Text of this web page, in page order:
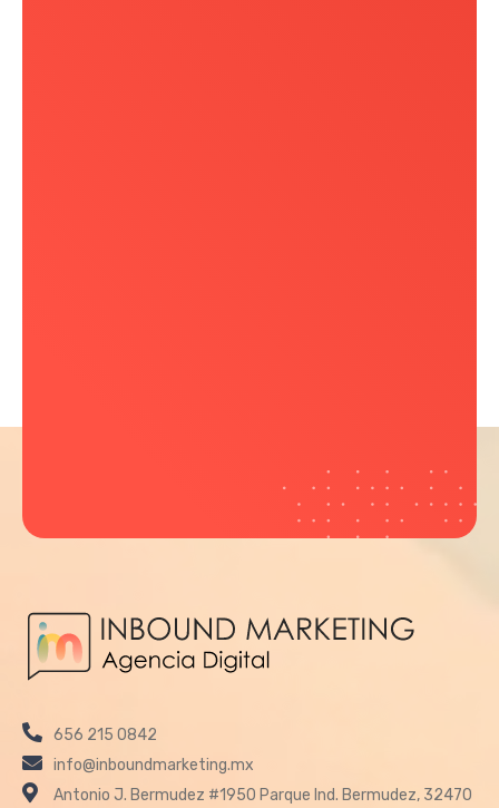
656 215 0842
info@inboundmarketing.mx
Antonio J. Bermudez #1950 Parque Ind. Bermudez, 32470